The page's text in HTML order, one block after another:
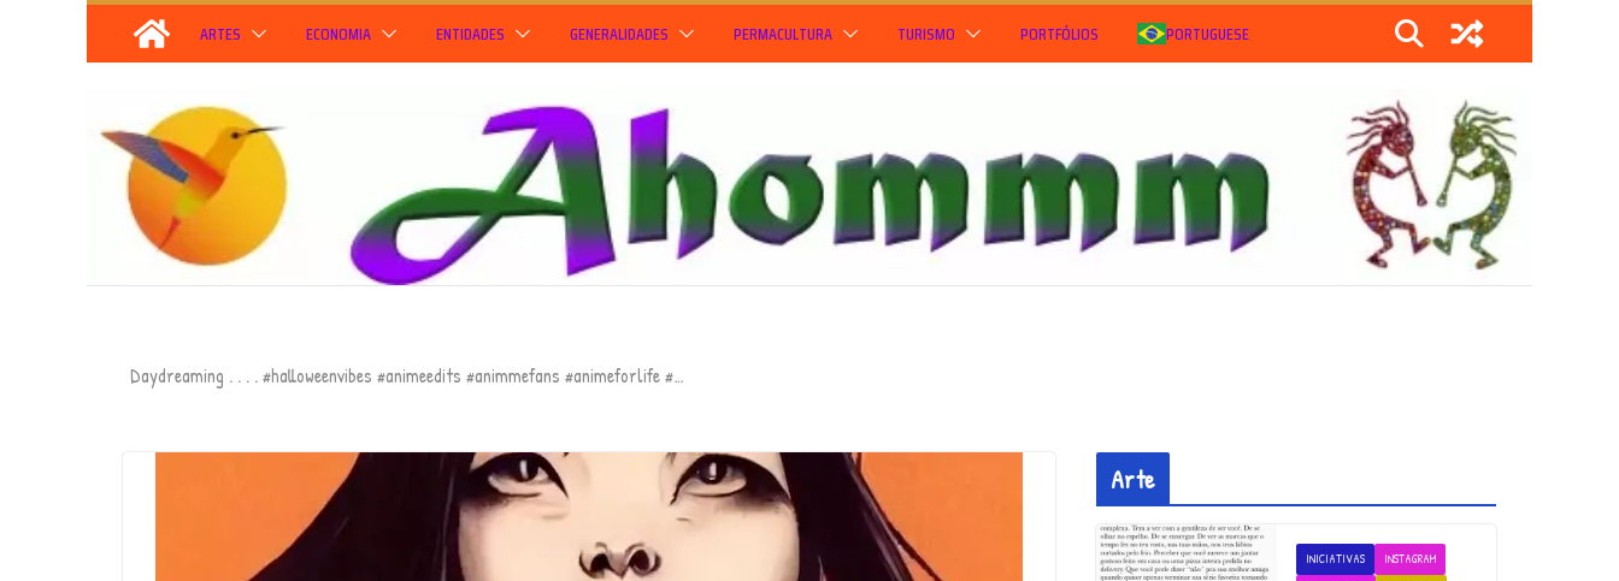
to
ARTES ECONOMIA ENTIDADES GENERALIDADES PERMACULTURA TURISMO PORTFÓLIOS PORTUGUESE
Daydreaming . . . . #halloweenvibes #animeedits #animmefans #animeforlife #…
Arte
INICIATIVAS
INSTAGRAM